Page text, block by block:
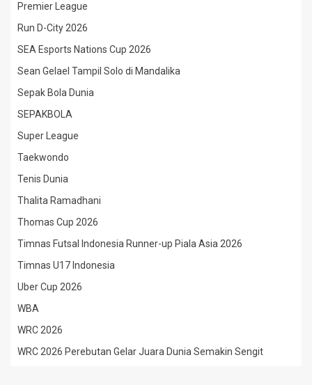
Premier League
Run D-City 2026
SEA Esports Nations Cup 2026
Sean Gelael Tampil Solo di Mandalika
Sepak Bola Dunia
SEPAKBOLA
Super League
Taekwondo
Tenis Dunia
Thalita Ramadhani
Thomas Cup 2026
Timnas Futsal Indonesia Runner-up Piala Asia 2026
Timnas U17 Indonesia
Uber Cup 2026
WBA
WRC 2026
WRC 2026 Perebutan Gelar Juara Dunia Semakin Sengit